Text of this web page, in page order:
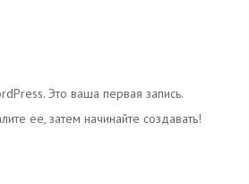
Это ваша первая запись.
ее, затем начинайте создавать!